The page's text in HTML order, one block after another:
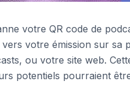
votre QR code de
vers votre émission sur
ou votre site web.
potentiels pourraient